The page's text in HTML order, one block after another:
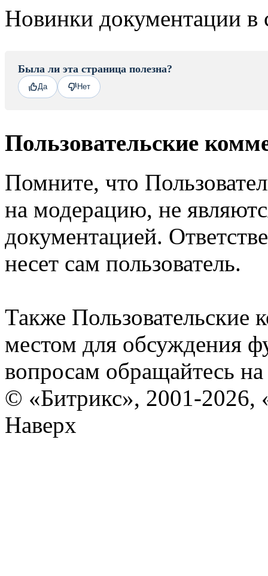
Новинки документации в
Была ли эта страница полезна?
Да Нет
Пользовательские
Помните, что
на модерацию, не
документацией.
несет сам пользователь.
Также Пользовательские
местом для обсуждения
вопросам обращайтесь
© «Битрикс», 2001-2026,
Наверх